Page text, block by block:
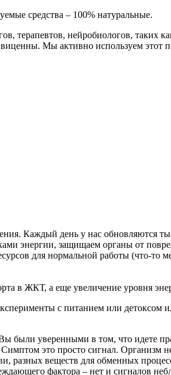
средства – 100% натуральные.
терапевтов, нейробиологов,
Мы активно используем этот
Каждый день у нас обновляются
энергии, защищаем органы от
для нормальной работы (что-то
в ЖКТ, а еще увеличение уровня
с питанием или
Вы были уверенными в том, что идете
это просто сигнал. Организм
разных веществ для обменных
фактора – нет и сигналов